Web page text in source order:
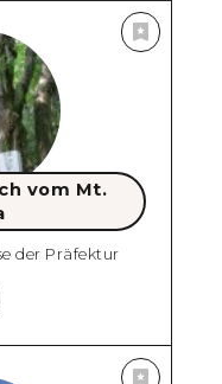
vom Mt.
der Präfektur